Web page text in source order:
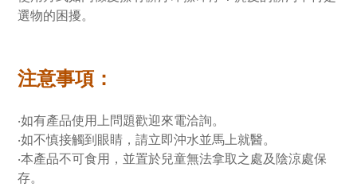
選物的困擾。
注意事項：
‧如有產品使用上問題歡迎來電洽詢。
‧如不慎接觸到眼睛，請立即沖水並馬上就醫。
‧本產品不可食用，並置於兒童無法拿取之處及陰涼處保
存。